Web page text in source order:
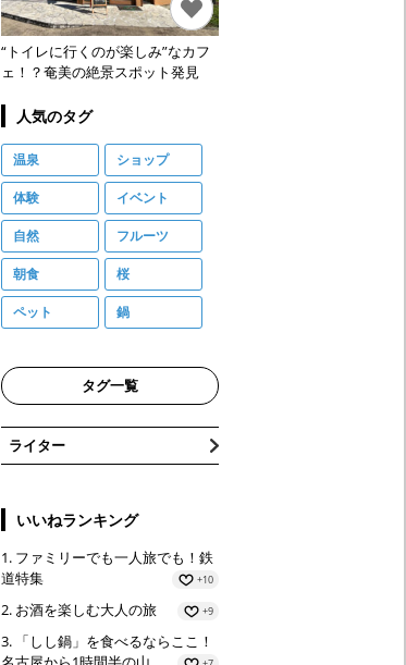
“トイレに行くのが楽しみ”なカフ
ェ！？奄美の絶景スポット発見
人気のタグ
温泉 ショップ
体験 イベント
自然 フルーツ
朝食 桜
ペット 鍋
タグ一覧
ライター
いいねランキング
ファミリーでも一人旅でも！鉄
道特集
+10
お酒を楽しむ大人の旅 +9
「しし鍋」を食べるならここ！